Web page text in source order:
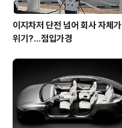
이지차저 단전 넘어 회사 자체가
위기?...점입가경